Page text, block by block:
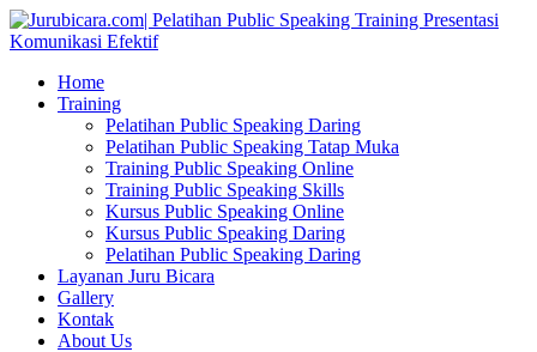
Home
Training
Pelatihan Public Speaking Daring
Pelatihan Public Speaking Tatap Muka
Training Public Speaking Online
Training Public Speaking Skills
Kursus Public Speaking Online
Kursus Public Speaking Daring
Pelatihan Public Speaking Daring
Layanan Juru Bicara
Gallery
Kontak
About Us